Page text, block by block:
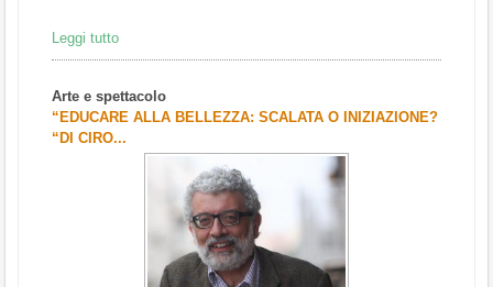
Leggi tutto
Arte e spettacolo
“EDUCARE ALLA BELLEZZA: SCALATA O INIZIAZIONE?
“DI CIRO...